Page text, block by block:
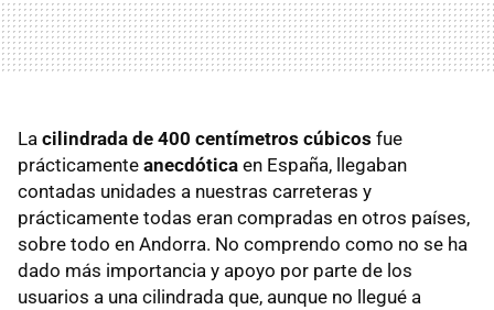
La cilindrada de 400 centímetros cúbicos fue
prácticamente anecdótica en España, llegaban
contadas unidades a nuestras carreteras y
prácticamente todas eran compradas en otros países,
sobre todo en Andorra. No comprendo como no se ha
dado más importancia y apoyo por parte de los
usuarios a una cilindrada que, aunque no llegué a